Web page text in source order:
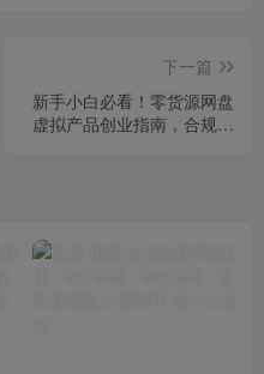
下一篇
新手小白必看！零货源网盘
虚拟产品创业指南，合规赚